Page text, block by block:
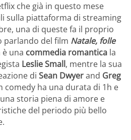
che già in questo mese
sulla piattaforma di streaming
una di queste fa il proprio
parlando del film Natale, folle
è una commedia romantica la
Leslie Small, mentre la sua
di Sean Dwyerand Greg
comedy ha una durata di 1h e
storia piena di amore e
del periodo più bello